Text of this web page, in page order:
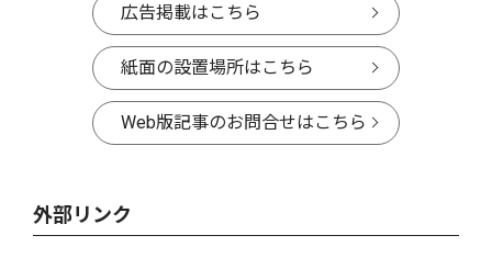
広告掲載はこちら
紙面の設置場所はこちら
Web版記事のお問合せはこちら
外部リンク